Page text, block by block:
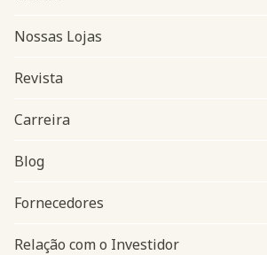
Navegação do rodapé
Nossas Lojas
Revista
Carreira
Blog
Fornecedores
Relação com o Investidor